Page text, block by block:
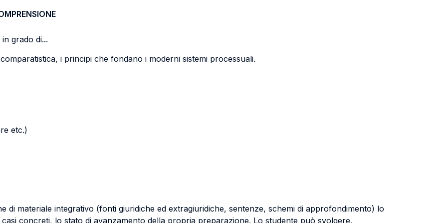
grado di...
i principi che fondano i moderni sistemi processuali.
etc.)
di materiale integrativo (fonti giuridiche ed extragiuridiche, sentenze, schemi di approfondimento) lo
concreti, lo stato di avanzamento della propria preparazione. Lo studente può svolgere,